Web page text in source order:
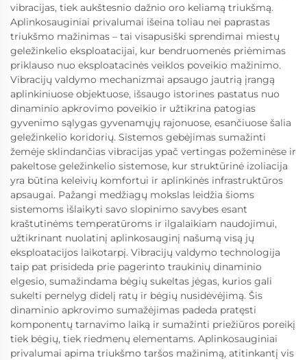
vibracijas, tiek aukštesnio dažnio oro keliamą triukšmą.
Aplinkosauginiai privalumai išeina toliau nei paprastas
triukšmo mažinimas – tai visapusiški sprendimai miestų
geležinkelio eksploatacijai, kur bendruomenės priėmimas
priklauso nuo eksploatacinės veiklos poveikio mažinimo.
Vibracijų valdymo mechanizmai apsaugo jautrią įrangą
aplinkiniuose objektuose, išsaugo istorines pastatus nuo
dinaminio apkrovimo poveikio ir užtikrina patogias
gyvenimo sąlygas gyvenamųjų rajonuose, esančiuose šalia
geležinkelio koridorių. Sistemos gebėjimas sumažinti
žemėje sklindančias vibracijas ypač vertingas požeminėse ir
pakeltose geležinkelio sistemose, kur struktūrinė izoliacija
yra būtina keleivių komfortui ir aplinkinės infrastruktūros
apsaugai. Pažangi medžiagų mokslas leidžia šioms
sistemoms išlaikyti savo slopinimo savybes esant
kraštutinėms temperatūroms ir ilgalaikiam naudojimui,
užtikrinant nuolatinį aplinkosauginį našumą visą jų
eksploatacijos laikotarpį. Vibracijų valdymo technologija
taip pat prisideda prie pagerinto traukinių dinaminio
elgesio, sumažindama bėgių sukeltas jėgas, kurios gali
sukelti pernelyg didelį ratų ir bėgių nusidėvėjimą. Šis
dinaminio apkrovimo sumažėjimas padeda pratęsti
komponentų tarnavimo laiką ir sumažinti priežiūros poreikį
tiek bėgių, tiek riedmenų elementams. Aplinkosauginiai
privalumai apima triukšmo taršos mažinimą, atitinkantį vis